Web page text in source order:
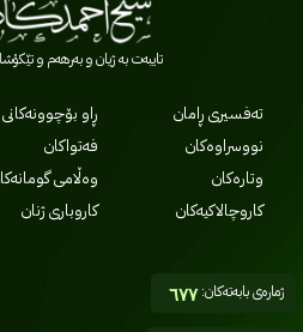
تایبەت بە ژیان و بەرهەم و
تەفسیری ڕامان
نووسراوەکان
وتارەکان
کاروچالاکیەکان
ڕاو بۆچوونەکانی
فەتواکان
وەڵامی گومانەکان
کاروباری ژنان
ژمارەی بابەتەکان:٦٧٧